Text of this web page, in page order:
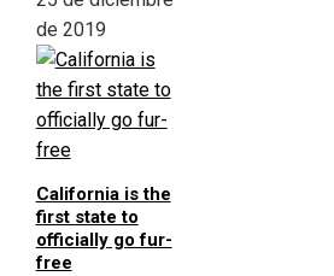
de 2019
California is the
first state to
officially go fur-
free